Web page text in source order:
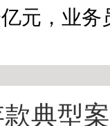
元，业
典型